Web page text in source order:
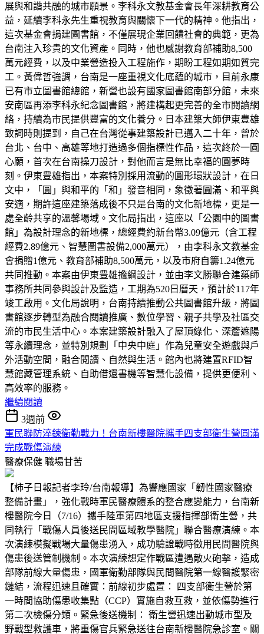
展與和諧共融的城市願景。李科永文教基金會長年深耕教育公
益，延續李科永先生重視教育與關懷下一代的精神。他指出，
這次基金會捐建圖書館，不僅展現企業回饋社會的典範，更為
台南注入珍貴的文化資產。同時，他也感謝教育部補助8,500
萬元經費，以及中業營造投入工程施作，期盼工程如期如質完
工。黃偉哲強調，台南是一座重視文化底蘊的城市，目前永康
已有市立圖書館總館，新營也設有國家圖書館南部分館，未來
安南區再添李科永紀念圖書館，將建構起更完善的全市閱讀網
絡，持續為市民提供豐富的文化養分。日本建築大師伊東豊雄
致詞時則提到，自己在台灣從事建築設計已邁入二十年，曾於
台北、台中、高雄等地打造過多個指標性作品，這次終於一圓
心願，首次在台南操刀設計，對他而言是無比幸福的圓夢時
刻。伊東豊雄指出，本案特別採用流動的圓形環狀設計，在日
文中，「圓」與和平的「和」發音相同，象徵著圓滿、和平與
安適，期許這座建築落成後不只是台南的文化新地標，更是一
處全齡共享的溫馨場域。文化局指出，這座以「公園中的圖書
館」為設計理念的新地標，總經費約新台幣3.09億元（含工程
經費2.89億元、智慧圖書設備2,000萬元），由李科永文教基金
會捐贈1億元、教育部補助8,500萬元，以及市府自籌1.24億元
共同推動。本案由伊東豊雄擔綱設計，並由李文勝聯合建築師
事務所共同參與設計及監造，工期為520日曆天，預計於117年
竣工啟用。文化局說明，台南持續推動公共圖書館升級，將圖
書館逐步轉型為融合閱讀推廣、數位學習、親子共學及社區交
流的市民生活中心。本案建築設計融入了屋頂綠化、深簷遮陽
等永續理念，並特別規劃「中央中庭」作為兒童安全遊戲與戶
外活動空間，融合閱讀、自然與生活。館內也將建置RFID智
慧館藏管理系統、自助借還書機等智慧化設備，提供更便利、
高效率的服務。
繼續閱讀
3週前
軍民聯防淬鍊衛勤戰力！台南新樓醫院攜手四支部衛生營圓滿
完成戰傷演練
醫療保健 職場甘苦
【柿子日報記者李玲/台南報導】為響應國家「韌性國家醫療
整備計畫」，強化戰時軍民醫療體系的整合應變能力，台南新
樓醫院今日（7/16）攜手陸軍第四地區支援指揮部衛生營，共
同執行「戰傷人員後送民間區域教學醫院」聯合醫療演練。本
次演練模擬戰場大量傷患湧入，成功驗證戰時徵用民間醫院與
傷患後送管制機制。本次演練想定作戰區遭遇敵火砲擊，造成
部隊前線大量傷患，國軍衛勤部隊與民間醫院第一線醫護緊密
鏈結，流程迅速且確實：前線初步處置： 四支部衛生營於第
一時間協助傷患收集點（CCP）實施自救互救，並依傷勢進行
第二次檢傷分類。緊急後送機制： 衛生營迅速出動城市型及
野戰型救護車，將重傷官兵緊急送往台南新樓醫院急診室。關